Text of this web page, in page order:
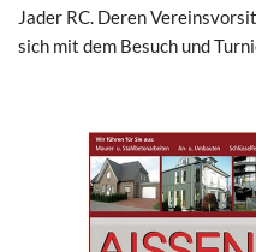
Jader RC. Deren
sich mit dem Besuch und